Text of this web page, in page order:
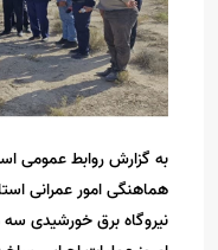
به گزارش روابط عمومی
نیروگاه برق خورشیدی سه